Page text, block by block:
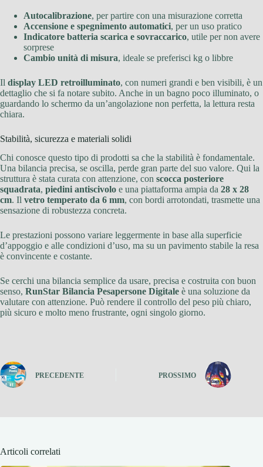
Autocalibrazione, per partire con una misurazione corretta
Accensione e spegnimento automatici, per un uso pratico
Indicatore batteria scarica e sovraccarico, utile per non avere
sorprese
Cambio unità di misura, ideale se preferisci kg o libbre
Il display LED retroilluminato, con numeri grandi e ben visibili, è un
dettaglio che si fa notare subito. Anche in un bagno poco illuminato, o
guardando lo schermo da un’angolazione non perfetta, la lettura resta
chiara.
Stabilità, sicurezza e materiali solidi
Chi conosce questo tipo di prodotti sa che la stabilità è fondamentale.
Una bilancia precisa, se oscilla, perde gran parte del suo valore. Qui la
struttura è stata curata con attenzione, con scocca posteriore
squadrata, piedini antiscivolo e una piattaforma ampia da 28 x 28
cm. Il vetro temperato da 6 mm, con bordi arrotondati, trasmette una
sensazione di robustezza concreta.
Le prestazioni possono variare leggermente in base alla superficie
d’appoggio e alle condizioni d’uso, ma su un pavimento stabile la resa
è convincente e costante.
Se cerchi una bilancia semplice da usare, precisa e costruita con buon
senso, RunStar Bilancia Pesapersone Digitale è una soluzione da
valutare con attenzione. Può rendere il controllo del peso più chiaro,
più sicuro e molto meno frustrante, ogni singolo giorno.
PRECEDENTE PROSSIMO
Articoli correlati